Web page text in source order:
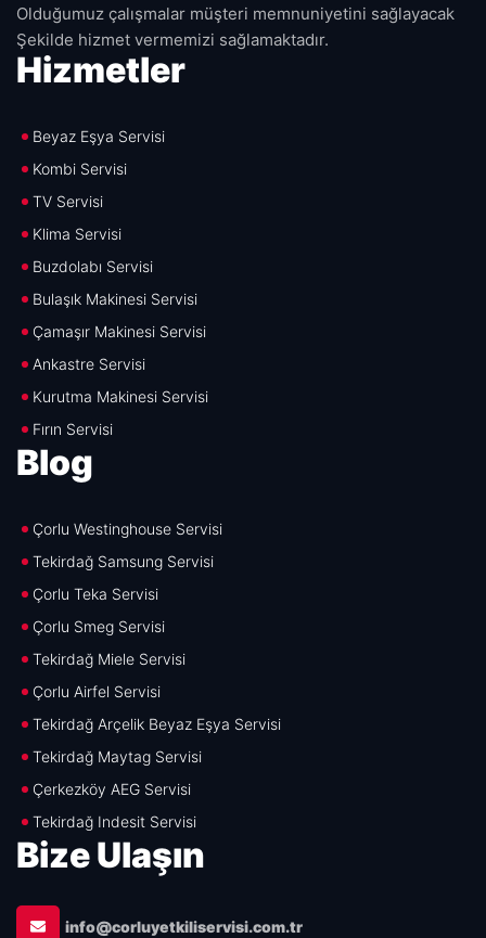
Olduğumuz çalışmalar müşteri memnuniyetini sağlayacak
Şekilde hizmet vermemizi sağlamaktadır.
Hizmetler
Beyaz Eşya Servisi
Kombi Servisi
TV Servisi
Klima Servisi
Buzdolabı Servisi
Bulaşık Makinesi Servisi
Çamaşır Makinesi Servisi
Ankastre Servisi
Kurutma Makinesi Servisi
Fırın Servisi
Blog
Çorlu Westinghouse Servisi
Tekirdağ Samsung Servisi
Çorlu Teka Servisi
Çorlu Smeg Servisi
Tekirdağ Miele Servisi
Çorlu Airfel Servisi
Tekirdağ Arçelik Beyaz Eşya Servisi
Tekirdağ Maytag Servisi
Çerkezköy AEG Servisi
Tekirdağ Indesit Servisi
Bize Ulaşın
info@corluyetkiliservisi.com.tr